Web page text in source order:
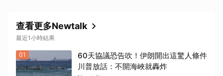
查看更多Newtalk
最近1小時結果
01
60天協議恐告吹！伊朗開出這驚人條件
川普放話：不開海峽就轟炸